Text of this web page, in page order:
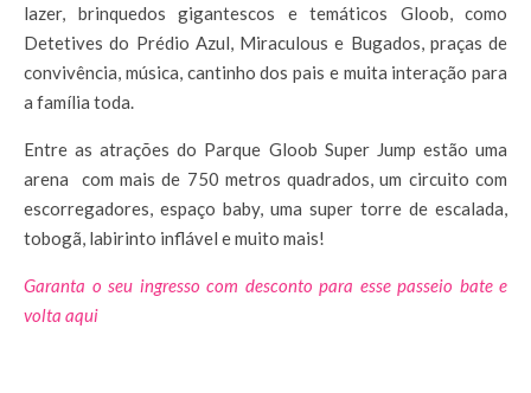
lazer, brinquedos gigantescos e temáticos Gloob, como
Detetives do Prédio Azul, Miraculous e Bugados, praças de
convivência, música, cantinho dos pais e muita interação para
a família toda.
Entre as atrações do Parque Gloob Super Jump estão uma
arena com mais de 750 metros quadrados, um circuito com
escorregadores, espaço baby, uma super torre de escalada,
tobogã, labirinto inflável e muito mais!
Garanta o seu ingresso com desconto para esse passeio bate e
volta aqui